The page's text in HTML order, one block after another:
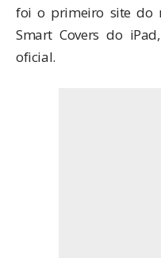
foi o primeiro site do
Smart Covers do iPad
oficial.